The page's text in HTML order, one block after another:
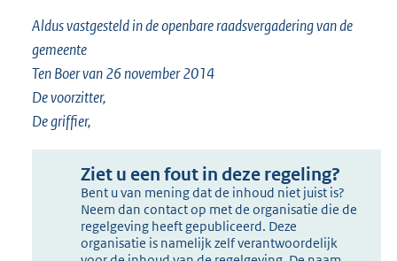
Aldus vastgesteld in de openbare raadsvergadering van de
gemeente
Ten Boer van 26 november 2014
De voorzitter,
De griffier,
Ziet u een fout in deze regeling?
Bent u van mening dat de inhoud niet juist is?
Neem dan contact op met de organisatie die de
regelgeving heeft gepubliceerd. Deze
organisatie is namelijk zelf verantwoordelijk